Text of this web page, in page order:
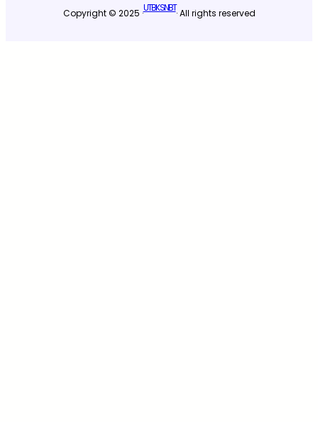
Copyright © 2025 ·UTBK SNBT· All rights reserved